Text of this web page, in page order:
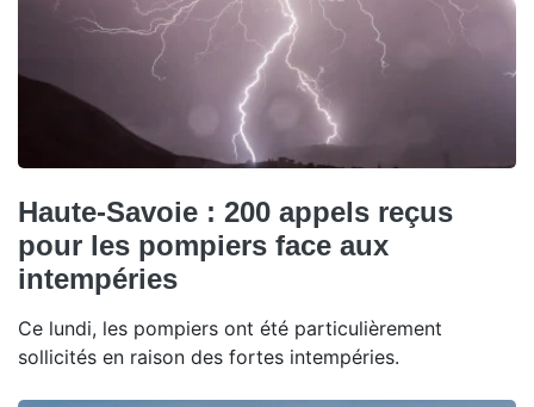
Haute-Savoie : 200 appels reçus
pour les pompiers face aux
intempéries
Ce lundi, les pompiers ont été particulièrement
sollicités en raison des fortes intempéries.